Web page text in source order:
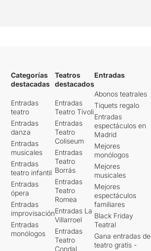
Categorías
destacadas
Entradas
teatro
Entradas
danza
Entradas
musicales
Entradas
teatro infantil
Entradas
ópera
Entradas
improvisación
Entradas
monólogos
Teatros
destacados
Entradas
Teatro Tívoli
Entradas
Teatro
Coliseum
Entradas
Teatro
Borrás
Entradas
Teatro
Romea
Entradas La
Villarroel
Entradas
Teatro
Condal
Entradas
Abonos teatrales
Tiquets regalo
Entradas
espectáculos en
Madrid
Mejores
monólogos
Mejores
musicales
Mejores
espectáculos
familiares
Black Friday
Teatral
Gana entradas de
teatro gratis -